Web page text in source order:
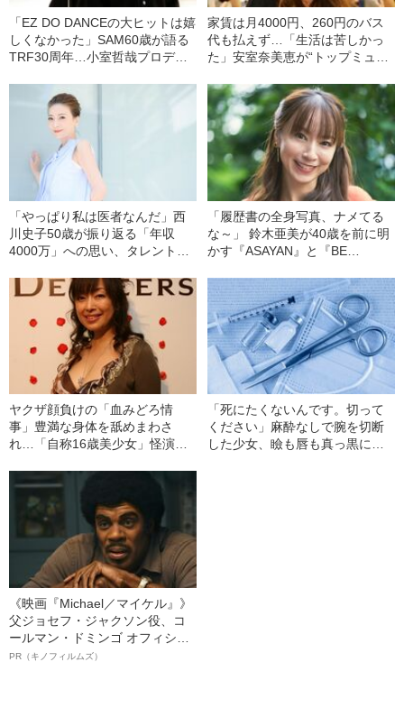
「EZ DO DANCEの大ヒットは嬉
しくなかった」SAM60歳が語る
TRF30周年…小室哲哉プロデュ
家賃は月4000円、260円のバス
代も払えず…「生活は苦しかっ
た」安室奈美恵が“トップミュー
「やっぱり私は医者なんだ」西
川史子50歳が振り返る「年収
4000万」への思い、タレント業
「履歴書の全身写真、ナメてる
な～」 鈴木亜美が40歳を前に明
かす『ASAYAN』と『BE
ヤクザ顔負けの「血みどろ情
事」豊満な身体を舐めまわさ
れ…「自称16歳美少女」怪演
ぎる“熟れ方”
「死にたくないんです。切って
ください」麻酔なしで腕を切断
した少女、瞼も唇も真っ黒に腫
《映画『Michael／マイケル』》
父ジョセフ・ジャクソン役、コ
ールマン・ドミンゴ オフィシャ
ルインタビュー“観客を魅了した
PR（キノフィルムズ）